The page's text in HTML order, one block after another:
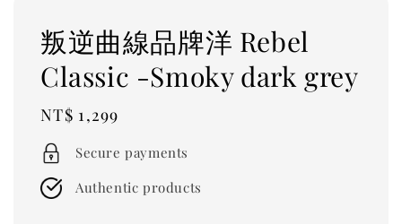
叛逆曲線品牌洋 Rebel
Classic -Smoky dark grey
Regular
price
NT$ 1,299
Secure payments
Authentic products